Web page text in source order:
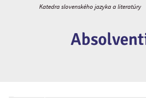
Katedra slovenského jazyka a literatúry